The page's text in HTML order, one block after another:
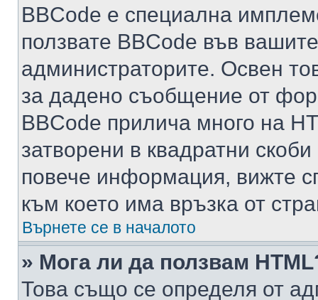
BBCode е специална
ползвате BBCode във
администраторите. Освен
за дадено съобщение от
BBCode прилича много на
затворени в квадратни
повече информация, вижте
към което има връзка от
Върнете се в началото
» Мога ли да ползвам
Това също се определя от